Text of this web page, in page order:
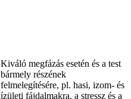
Kiváló megfázás esetén és a test
bármely részének
felmelegítésére, pl. hasi, izom- és
ízületi fájdalmakra, a stressz és a